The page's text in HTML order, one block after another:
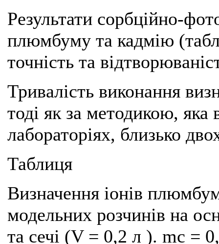
Результати сорбційно-
плюмбуму та кадмію
точність та
Тривалість виконання
тоді як за методикою, яка
лабораторіях, близько
Таблиця
Визначення іонів
модельних розчинів на
та сечі (V = 0,2 л ). mc =